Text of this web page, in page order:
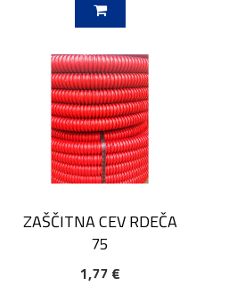
ZAŠČITNA CEV RDEČA
75
1,77 €